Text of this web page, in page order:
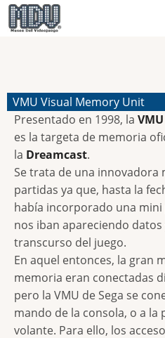
Pasar
al
VMU Visual Memory Unit
Presentado en 1998, la VMU
es la targeta de memoria
la Dreamcast.
Se trata de una innovadora
partidas ya que, hasta la
había incorporado una
nos iban apareciendo
transcurso del juego.
En aquel entonces, la gran
memoria eran conectadas
pero la VMU de Sega se
mando de la consola, o a la
volante. Para ello, los